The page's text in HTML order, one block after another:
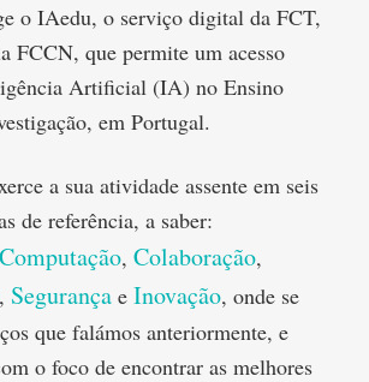
o IAedu, o serviço digital da FCT,
FCCN, que permite um acesso
Artificial (IA) no Ensino
em Portugal.
a sua atividade assente em seis
de referência, a saber:
Computação,Colaboração,
, Segurança eInovação, onde se
que falámos anteriormente, e
o foco de encontrar as melhores